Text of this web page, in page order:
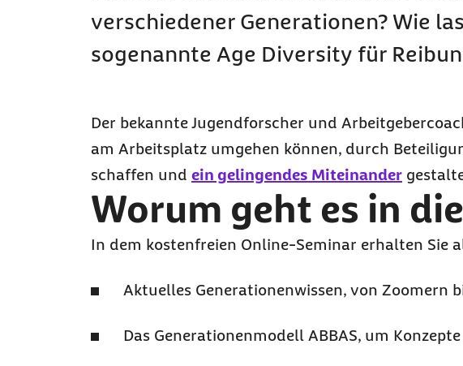
verschiedener Generationen? Wie
sogenannte Age Diversity für
Der bekannte Jugendforscher und
am Arbeitsplatz umgehen können, durch
schaffen und ein gelingendes Miteinander
Worum geht es in
In dem kostenfreien Online-Seminar erhalten Sie
Aktuelles Generationenwissen, von Zoomern
Das Generationenmodell ABBAS, um